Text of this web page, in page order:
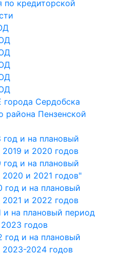
кредиторской
Сердобска
района Пензенской
год и на плановый
2019 и 2020 годов
год и на плановый
2020 и 2021 годов"
год и на плановый
2021 и 2022 годов
и на плановый период
годов
год и на плановый
2023-2024 годов